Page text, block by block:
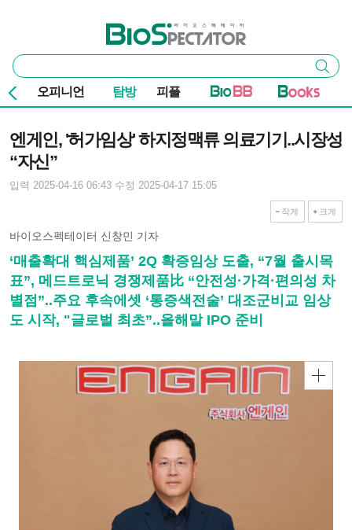
바이오스펙테이터
통
합
검
색
검색
오피니언 탐방 피플
엔게인, '허가임상' 하지정맥류 의료기기..시장성
“자신”
입력 2025-04-16 06:43 수정 2025-04-17 15:05
작게 크게
바이오스펙테이터 신창민 기자
‘매출확대 핵심제품’ 2Q 확증임상 도출, “7월 출시목
표”, 메드트로닉 경쟁제품比 “안전성·가격·편의성 차
별점”..주요 후속에셋 ‘통증색전술’ 대조군비교 임상
도 시작, "글로벌 최초”..올해말 IPO 준비